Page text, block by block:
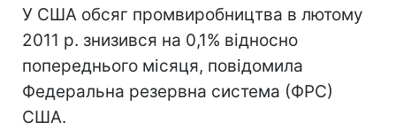
У США обсяг промвиробництва в лютому
2011 р. знизився на 0,1% відносно
попереднього місяця, повідомила
Федеральна резервна система (ФРС)
США.